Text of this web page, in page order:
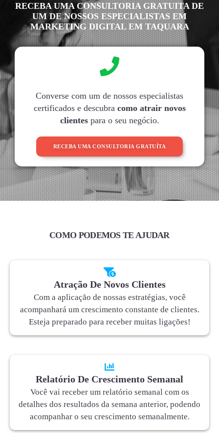
RECEBA UMA CONSULTORIA GRATUITA DE
UM DE NOSSOS ESPECIALISTAS EM
MARKETING DIGITAL EM TAQUARA
Converse com um de nossos especialistas
certificados e descubra como atrair novos
clientespara o seu negócio.
RECEBA UMA CONSULTORIA GRATUÍTA
COMO PODEMOS TE AJUDAR
Atração De Novos Clientes
Com a aplicação de nossas estratégias, você
acompanhará um crescimento constante de clientes.
Esteja preparado para receber muitas ligações!
Relatório De Crescimento Semanal
Você vai receber um relatório semanal com os
detalhes dos resultados da semana anterior, podendo
acompanhar o seu crescimento semanalmente.